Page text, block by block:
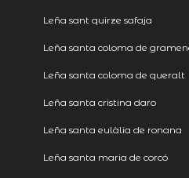
Leña sant quirze safaja
Leña santa coloma de
Leña santa coloma de queralt
Leña santa cristina daro
Leña santa eulàlia de ronana
Leña santa maria de corcó